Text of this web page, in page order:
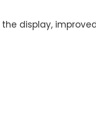
display,